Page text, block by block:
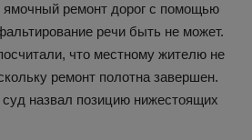
ямочный ремонт дорог с помощью
речи быть не может.
что местному жителю не
ремонт полотна завершен.
назвал позицию нижестоящих